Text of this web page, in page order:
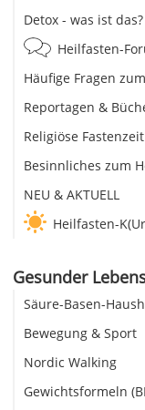
Detox - was ist das?
Heilfasten-
Häufige Fragen
Reportagen &
Religiöse Fastenzeit
Besinnliches zum
NEU & AKTUELL
Heilfasten-
Gesunder
Säure-Basen-
Bewegung & Sport
Nordic Walking
Gewichtsformeln